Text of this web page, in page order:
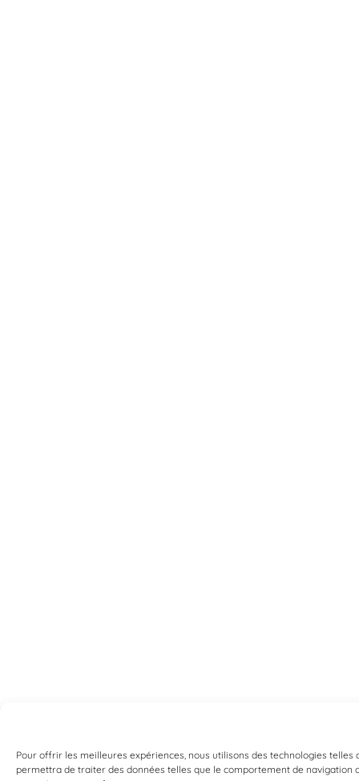
Pour offrir les meilleures expériences, nous utilisons des technologies
permettra de traiter des données telles que le comportement de